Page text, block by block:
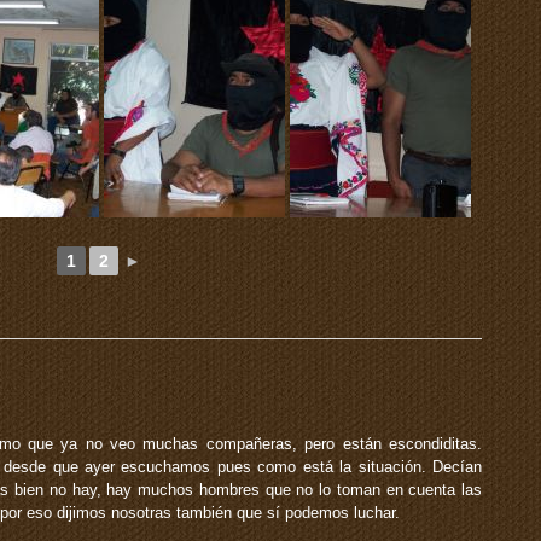
1 2 ►
que ya no veo muchas compañeras, pero están escondiditas.
que ayer escuchamos pues como está la situación. Decían
bien no hay, hay muchos hombres que no lo toman en cuenta las
eso dijimos nosotras también que sí podemos luchar.